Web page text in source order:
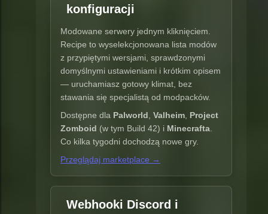
konfiguracji
Modowane serwery jednym kliknięciem.
Recipe to wyselekcjonowana lista modów
z przypiętymi wersjami, sprawdzonymi
domyślnymi ustawieniami i krótkim opisem
— uruchamiasz gotowy klimat, bez
stawania się specjalistą od modpacków.
Dostępne dla Palworld, Valheim, Project
Zomboid (w tym Build 42) i Minecrafta.
Co kilka tygodni dochodzą nowe gry.
Przeglądaj marketplace →
Webhooki Discord i